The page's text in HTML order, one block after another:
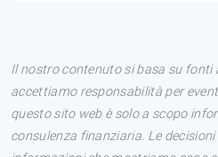
Il nostro contenuto si basa su
accettiamo responsabilità per
questo sito web è solo a scopo
consulenza finanziaria. Le